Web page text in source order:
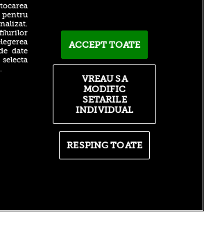
anunțul după
verdictul în
dopaj în care
ridică semne de
date
ACCEPT TOATE
RESPING TOATE
VREAU SA
MODIFIC
SETARILE
INDIVIDUAL